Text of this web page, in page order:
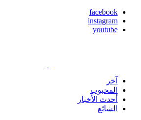
facebook
instagram
youtube
آخر
المحبوب
أحدث الأخبار
الشائع